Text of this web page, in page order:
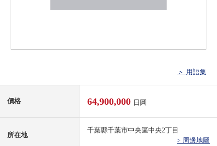
＞ 用語集
價格 64,900,000 日圓
所在地
千葉縣千葉市中央區中央2丁目
> 周邊地圖